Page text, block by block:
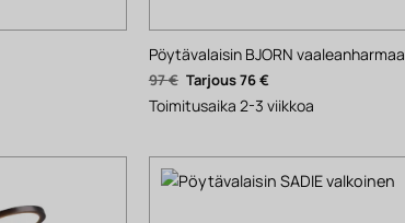
Pöytävalaisin BJORN vaaleanharmaa
97€ Alkuperäinen
hinta
oli:
97 €.
76€Nykyinen
hinta
on:
76 €.
Toimitusaika 2-3 viikkoa